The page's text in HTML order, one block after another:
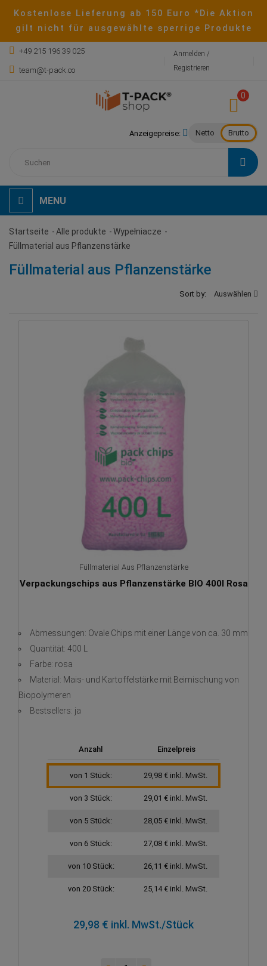
Kostenlose Lieferung ab 150 Euro *Die Aktion
gilt nicht für ausgewählte sperrige Produkte
+49 215 196 39 025
team@t-pack.co
Anmelden /
Registrieren
Anzeigepreise: Netto Brutto
0
MENU
Startseite Alle produkte
Wypełniacze
Füllmaterial aus Pflanzenstärke
Füllmaterial aus Pflanzenstärke
Sort by: Auswählen
Füllmaterial Aus Pflanzenstärke
Verpackungschips aus Pflanzenstärke BIO 400l Rosa
Abmessungen: Ovale Chips mit einer Länge von ca. 30 mm
Quantität: 400 L
Farbe: rosa
Material: Mais- und Kartoffelstärke mit Beimischung von
Biopolymeren
Bestsellers: ja
Anzahl Einzelpreis
von 1 Stück: 29,98 € inkl. MwSt.
von 3 Stück: 29,01 € inkl. MwSt.
von 5 Stück: 28,05 € inkl. MwSt.
von 6 Stück: 27,08 € inkl. MwSt.
von 10 Stück: 26,11 € inkl. MwSt.
von 20 Stück: 25,14 € inkl. MwSt.
29,98 € inkl. MwSt./Stück